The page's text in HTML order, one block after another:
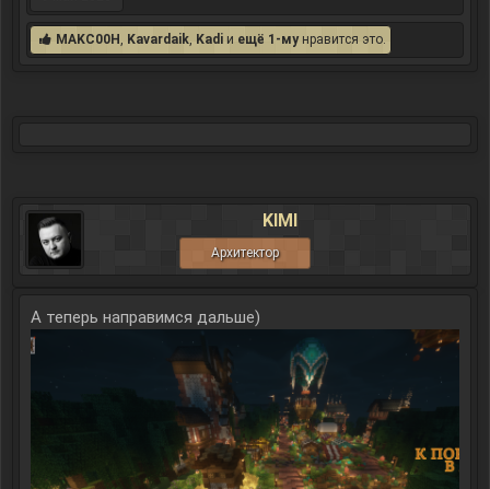
MAKC00H , Kavardaik, Kadi и ещё 1-мунравится это.
KIMI
Архитектор
А теперь направимся дальше)